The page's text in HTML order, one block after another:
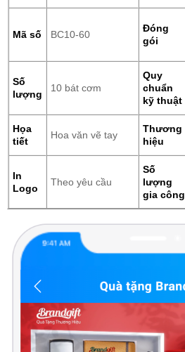
Mã số BC10-60
Đóng
gói
Số
lượng
10 bát cơm
Quy
chuẩn
kỹ thuật
Họa
tiết
Hoa văn vẽ tay
Thương
hiệu
In
Logo
Theo yêu cầu
Số
lượng
gia công